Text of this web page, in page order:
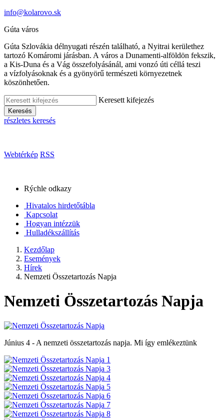
info@kolarovo.sk
Gúta város
Gúta Szlovákia délnyugati részén található, a Nyitrai kerülethez
tartozó Komáromi járásban. A város a Dunamenti-alföldön fekszik,
a Kis-Duna és a Vág összefolyásánál, ami vonzó úti céllá teszi
a vízfolyásoknak és a gyönyörű természeti környezetnek
köszönhetően.
Keresett kifejezés
Keresés
részletes keresés
Webtérkép RSS
Rýchle odkazy
Hivatalos hirdetőtábla
Kapcsolat
Hogyan intézzük
Hulladékszállítás
Kezdőlap
Események
Hírek
Nemzeti Összetartozás Napja
Nemzeti Összetartozás Napja
Június 4 - A nemzeti összetartozás napja. Mi így emlékeztünk